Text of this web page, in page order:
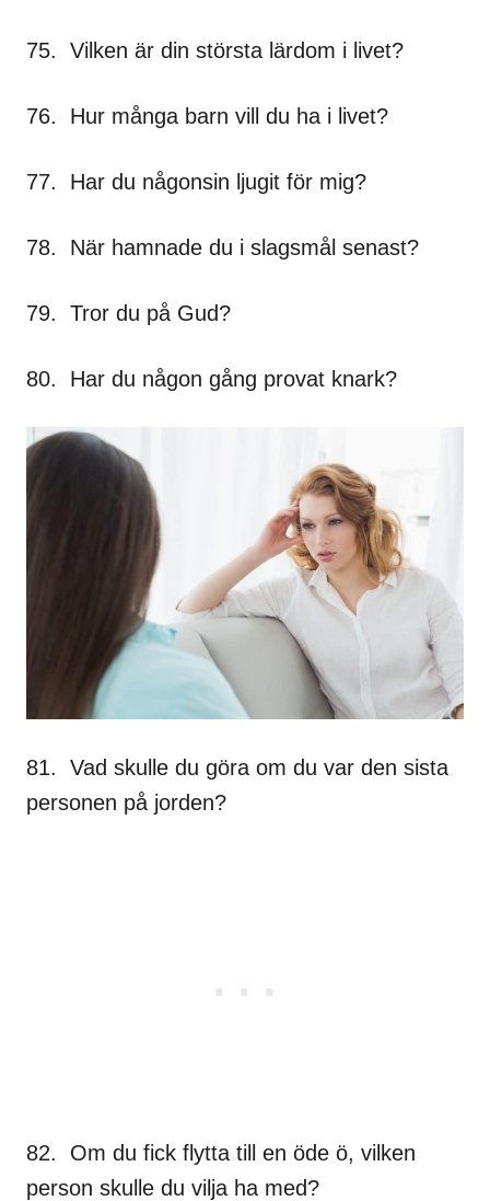
75. Vilken är din största lärdom i livet?
76. Hur många barn vill du ha i livet?
77. Har du någonsin ljugit för mig?
78. När hamnade du i slagsmål senast?
79. Tror du på Gud?
80. Har du någon gång provat knark?
81. Vad skulle du göra om du var den sista
personen på jorden?
82. Om du fick flytta till en öde ö, vilken
person skulle du vilja ha med?